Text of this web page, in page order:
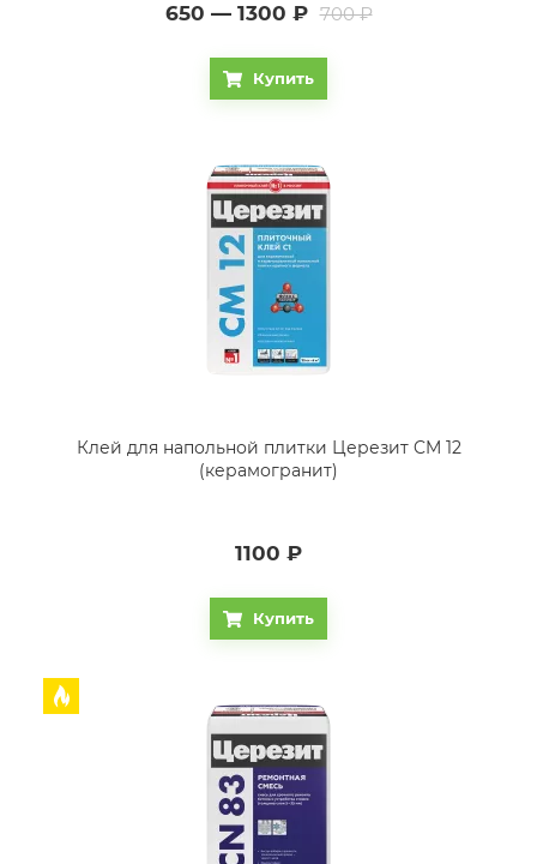
650 — 1300 ₽ 700 ₽
Купить
Клей для напольной плитки Церезит CM 12
(керамогранит)
1100 ₽
Купить